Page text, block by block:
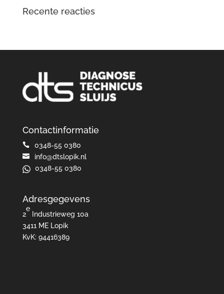
Recente reacties
Contactinformatie
 0348-55 0380

info@dtslopik.nl
0348-55 0380
Adresgegevens
2
e
Industrieweg 10a
3411 ME Lopik
KvK: 94416389